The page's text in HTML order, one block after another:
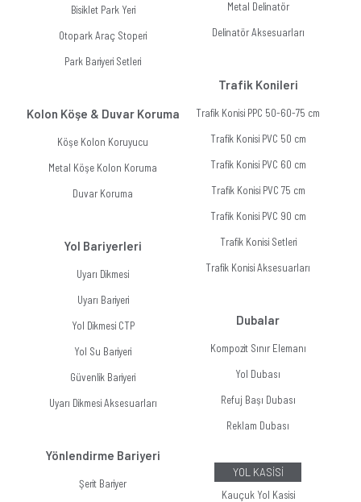
Bisiklet Park Yeri
Otopark Araç Stoperi
Park Bariyeri Setleri
Kolon Köşe & Duvar Koruma
Köşe Kolon Koruyucu
Metal Köşe Kolon Koruma
Duvar Koruma
Yol Bariyerleri
Uyarı Dikmesi
Uyarı Bariyeri
Yol Dikmesi CTP
Yol Su Bariyeri
Güvenlik Bariyeri
Uyarı Dikmesi Aksesuarları
Yönlendirme Bariyeri
Şerit Bariyer
Metal Delinatör
Delinatör Aksesuarları
Trafik Konileri
Trafik Konisi PPC 50-60-75 cm
Trafik Konisi PVC 50 cm
Trafik Konisi PVC 60 cm
Trafik Konisi PVC 75 cm
Trafik Konisi PVC 90 cm
Trafik Konisi Setleri
Trafik Konisi Aksesuarları
Dubalar
Kompozit Sınır Elemanı
Yol Dubası
Refuj Başı Dubası
Reklam Dubası
YOL KASİSİ
Kauçuk Yol Kasisi